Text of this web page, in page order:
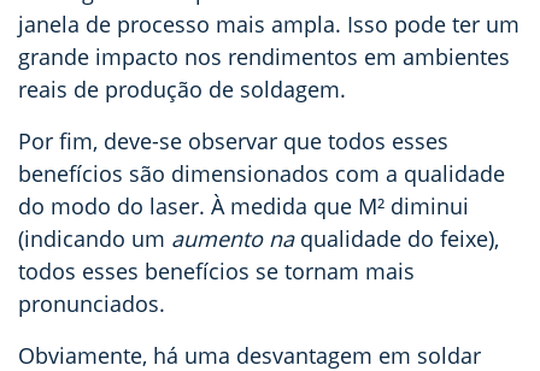
janela de processo mais ampla. Isso pode ter um
grande impacto nos rendimentos em ambientes
reais de produção de soldagem.
Por fim, deve-se observar que todos esses
benefícios são dimensionados com a qualidade
do modo do laser. À medida que M² diminui
(indicando um aumento naqualidade do feixe),
todos esses benefícios se tornam mais
pronunciados.
Obviamente, há uma desvantagem em soldar